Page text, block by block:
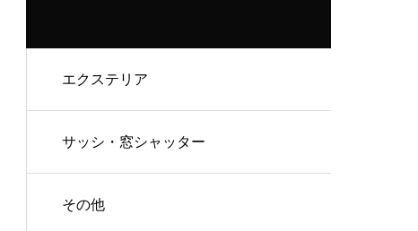
エクステリア
サッシ・窓シャッター
その他